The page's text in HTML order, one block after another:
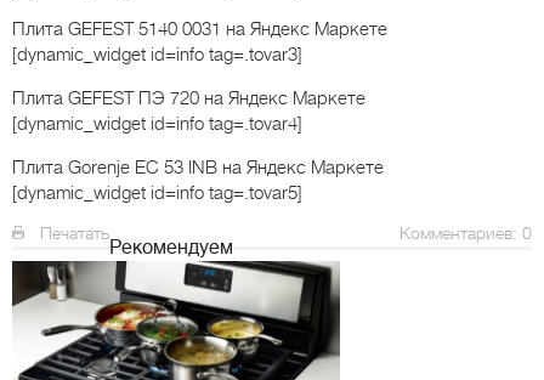
Плита GEFEST 5140 0031 на Яндекс Маркете
[dynamic_widget id=info tag=.tovar3]
Плита GEFEST ПЭ 720 на Яндекс Маркете
[dynamic_widget id=info tag=.tovar4]
Плита Gorenje EC 53 INB на Яндекс Маркете
[dynamic_widget id=info tag=.tovar5]
Печатать Комментариев: 0
Рекомендуем